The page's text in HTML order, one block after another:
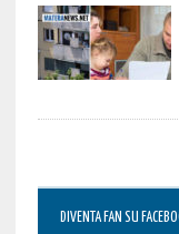
DIVENTA FAN SU